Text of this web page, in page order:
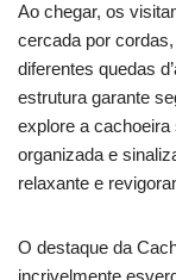
Ao chegar, os
cercada por
diferentes quedas
estrutura garante
explore a
organizada e
relaxante e
O destaque da